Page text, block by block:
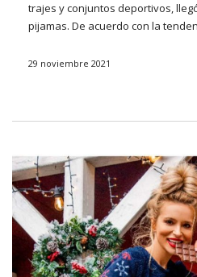
trajes y conjuntos deportivos,
pijamas. De acuerdo con la
cómodos, ligeramente grandes y,
terciopelo mujer online al por
¿De dónde viene la
aterciopelada?
palabras
¿Sabías que el terciopelo estaba
29 noviembre 2021